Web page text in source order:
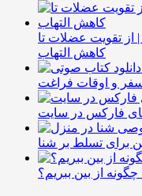
از تقویت عضلات تا
کاهش التهاب
و اوقات فراغت
برای تسلط بر شنا
از بین ببریم؟